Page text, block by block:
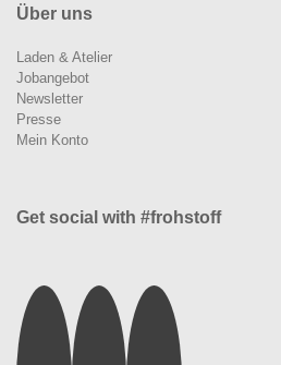
Über uns
Laden & Atelier
Jobangebot
Newsletter
Presse
Mein Konto
Get social with #frohstoff
InstagramFacebookPinterest